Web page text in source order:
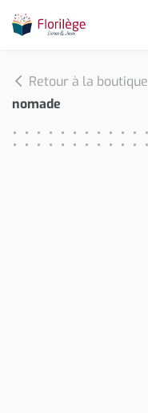
Retour à la boutique
nomade